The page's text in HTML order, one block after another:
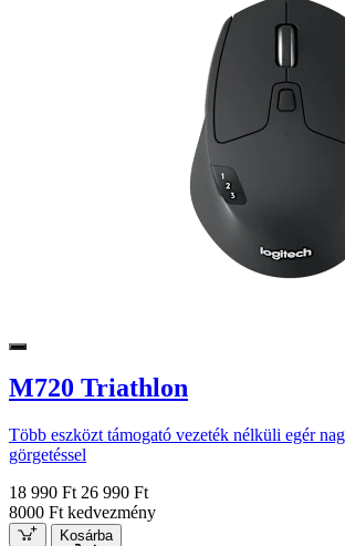
M720 Triathlon
Több eszközt támogató vezeték nélküli egér
görgetéssel
18 990 Ft 26 990 Ft
8000 Ft kedvezmény
Kosárba